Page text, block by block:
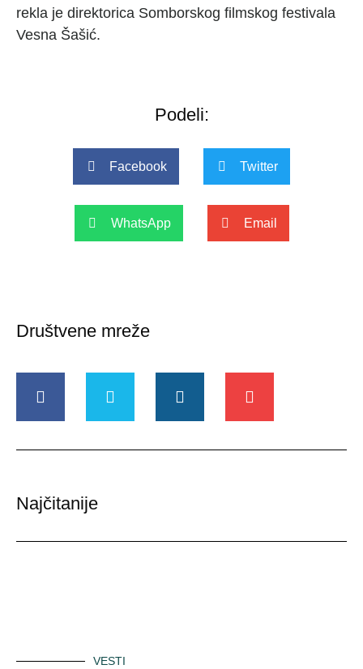
rekla je direktorica Somborskog filmskog festivala
Vesna Šašić.
Podeli:
Facebook Twitter
WhatsApp Email
Društvene mreže
Najčitanije
VESTI